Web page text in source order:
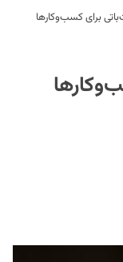
برای کسب‌وکارها